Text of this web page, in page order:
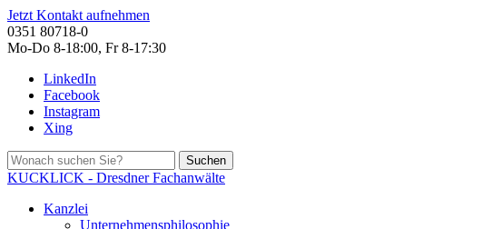
Jetzt Kontakt aufnehmen
0351 80718-0
Mo-Do 8-18:00, Fr 8-17:30
LinkedIn
Facebook
Instagram
Xing
Suchen
KUCKLICK - Dresdner Fachanwälte
Kanzlei
Unternehmensphilosophie